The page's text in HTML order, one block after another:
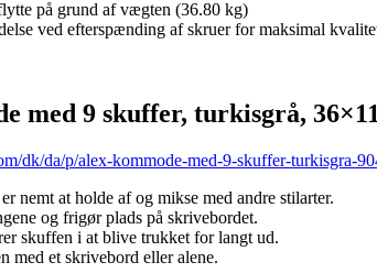
på grund af vægten (36.80 kg)
ved efterspænding af skruer for maksimal
med 9 skuffer, turkisgrå,
dk/da/p/alex-kommode-med-9-skuffer-turkisgra-
nemt at holde af og mikse med andre stilarter.
og frigør plads på skrivebordet.
skuffen i at blive trukket for langt ud.
med et skrivebord eller alene.